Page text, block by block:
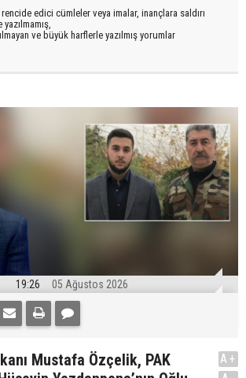
edici cümleler veya imalar, inançlara saldırı
ve büyük harflerle yazılmış yorumlar
19:26 05 Ağustos 2026
Mustafa Özçelik, PAK
A+